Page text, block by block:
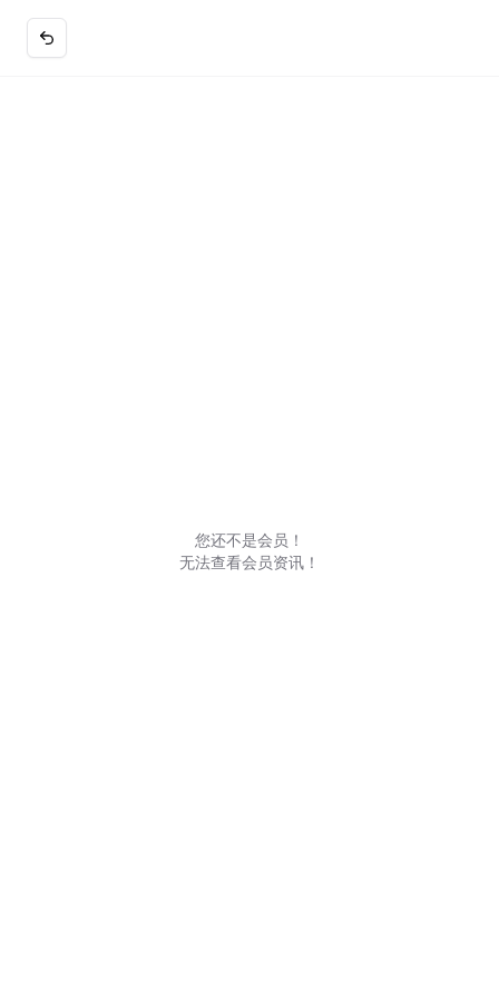
您还不是会员！
无法查看会员资讯！